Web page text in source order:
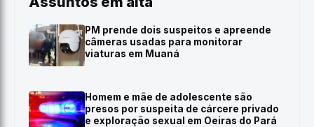
PM prende dois suspeitos e apreende
câmeras usadas para monitorar
viaturas em Muaná
Homem e mãe de adolescente são
presos por suspeita de cárcere privado
e exploração sexual em Oeiras do Pará